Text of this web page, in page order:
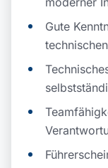
Gute